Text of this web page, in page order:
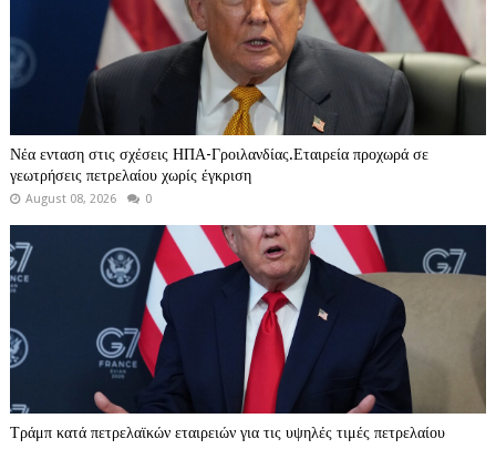
Νέα ενταση στις σχέσεις ΗΠΑ-Γροιλανδίας.Εταιρεία προχωρά σε
γεωτρήσεις πετρελαίου χωρίς έγκριση
August 08, 2026 0
Τράμπ κατά πετρελαϊκών εταιρειών για τις υψηλές τιμές πετρελαίου